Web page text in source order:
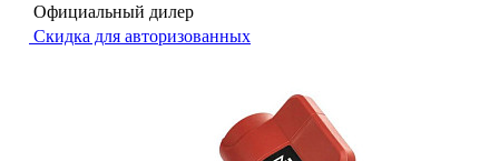
Официальный дилер
Скидка для авторизованных